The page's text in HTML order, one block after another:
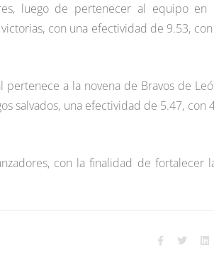
luego de pertenecer al equipo en
con una efectividad de 9.53,
a la novena de Bravos de
salvados, una efectividad de 5.47, con
con la finalidad de fortalecer